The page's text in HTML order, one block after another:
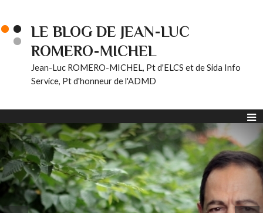
LE BLOG DE JEAN-LUC
ROMERO-MICHEL
Jean-Luc ROMERO-MICHEL, Pt d'ELCS et de Sida Info
Service, Pt d'honneur de l'ADMD